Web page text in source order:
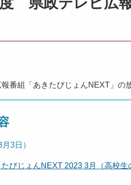
番組「あきたびじょんNEXT」の
3日）
たびじょんNEXT 2023 3月（高校